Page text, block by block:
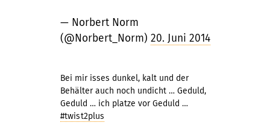
— Norbert Norm
(@Norbert_Norm) 20. Juni 2014
Bei mir isses dunkel, kalt und der
Behälter auch noch undicht … Geduld,
Geduld … ich platze vor Geduld …
#twist2plus